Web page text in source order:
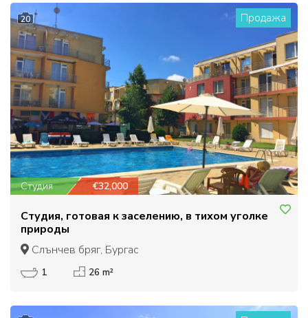
20 Продажа
Студия €32,000
Студия, готовая к заселению, в тихом уголке
природы
Слънчев бряг, Бургас
1 26 m²